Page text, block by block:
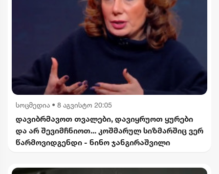
სოცმედია • 8 აგვისტო 20:05
დავიბრმავოთ თვალები, დავიყრუოთ ყურები
და არ შევიმჩნიოთ... კოშმარულ სიზმარშიც ვერ
წარმოვიდგენდი - ნინო ჯანგირაშვილი